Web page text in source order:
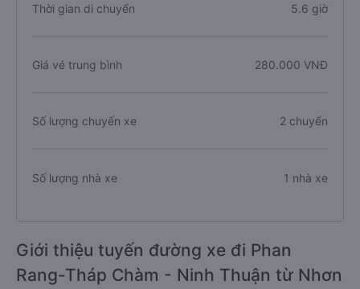
Thời gian di chuyển 5.6 giờ
Giá vé trung bình 280.000 VNĐ
Số lượng chuyến xe 2 chuyến
Số lượng nhà xe 1 nhà xe
Giới thiệu tuyến đường xe đi Phan
Rang-Tháp Chàm - Ninh Thuận từ Nhơn